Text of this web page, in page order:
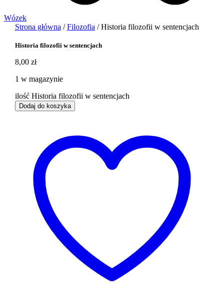
Wózek
Strona główna /Filozofia / Historia filozofii w sentencjach
Historia filozofii w sentencjach
8,00 zł
1 w magazynie
ilość Historia filozofii w sentencjach
Dodaj do koszyka